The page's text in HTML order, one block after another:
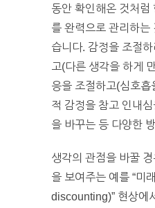
동안 확인해온 것처럼
를 완력으로 관리하는
습니다. 감정을 조절
고(다른 생각을 하게
응을 조절하고(심호흡
적 감정을 참고 인내
을 바꾸는 등 다양한
생각의 관점을 바꿀
을 보여주는 예를 “미
discounting)” 현상에